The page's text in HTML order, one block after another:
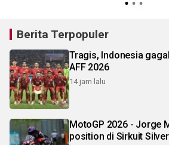
Berita Terpopuler
Tragis, Indonesia
AFF 2026
14 jam lalu
MotoGP 2026 - Jorge
position di